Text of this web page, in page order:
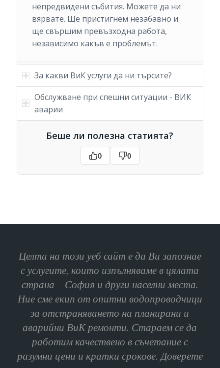
непредвидени събития. Можете да ни
вярвате. Ще пристигнем незабавно и
ще свършим превъзходна работа,
независимо какъв е проблемът.
За какви ВиК услуги да ни търсите?
Обслужване при спешни ситуации - ВИК
аварии
Беше ли полезна статията?
0 0
Целта на този уеб сайт е да Ви запознае
с услугите, които изпълняваме в цялата
страна – София и други населни места.
Ние сме екип от опитни водопроводчици
за отстраняването на планирани и
аварийни ВиК ремонти. Стараем се да
работим качествено в съчетание с
разумни цени и кратки срокове. Доверете